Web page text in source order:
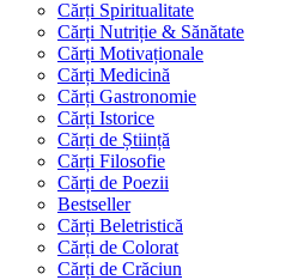
Cărți Spiritualitate
Cărți Nutriție & Sănătate
Cărți Motivaționale
Cărți Medicină
Cărți Gastronomie
Cărți Istorice
Cărți de Știință
Cărți Filosofie
Cărți de Poezii
Bestseller
Cărți Beletristică
Cărți de Colorat
Cărți de Crăciun